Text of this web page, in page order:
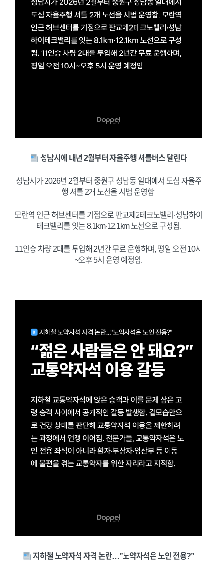
성남시에 내년 2월부터 자율주행 셔틀버스 달린다
성남시가 2026년 2월부터 중원구 성남동 일대에서 도심 자율주
행 셔틀 2개 노선을 시범 운영함.
모란역 인근 허브센터를 기점으로 판교제2테크노밸리·성남하이
테크밸리를 잇는 8.1km·12.1km 노선으로 구성됨.
11인승 차량 2대를 투입해 2년간 무료 운행하며, 평일 오전 10시
~오후 5시 운영 예정임.
지하철 노약자석 자격 논란…”노약자석은 노인 전용?”